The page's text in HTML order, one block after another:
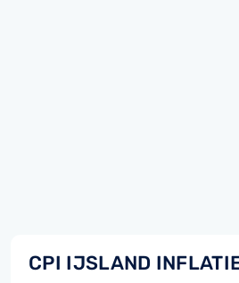
CPI IJSLAND